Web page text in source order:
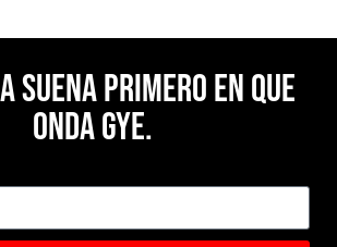
suena primero en Que
Onda Gye.